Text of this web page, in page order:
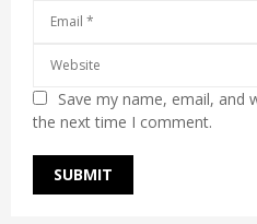
Save my name, email, and
the next time I comment.